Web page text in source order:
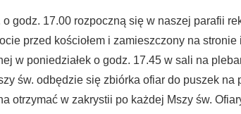
godz. 17.00 rozpoczną się w naszej parafii
przed kościołem i zamieszczony na
w poniedziałek o godz. 17.45 w sali na
św. odbędzie się zbiórka ofiar do puszek
otrzymać w zakrystii po każdej Mszy św.